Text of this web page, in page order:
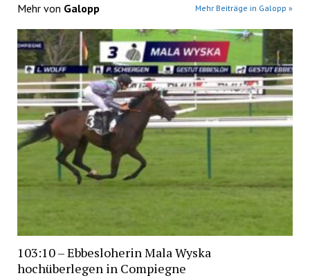
Mehr von Galopp Mehr Beiträge in Galopp »
103:10 – Ebbesloherin Mala Wyska
hochüberlegen in Compiegne